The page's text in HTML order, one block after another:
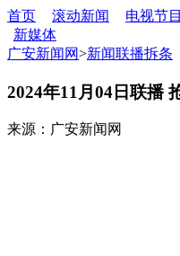
首页 滚动新闻 电视节目
新媒体
广安新闻网>新闻联播拆条
2024年11月04日联播
来源：广安新闻网